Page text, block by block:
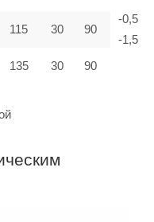
-0,5
-1,5
115 30 90
135 30 90